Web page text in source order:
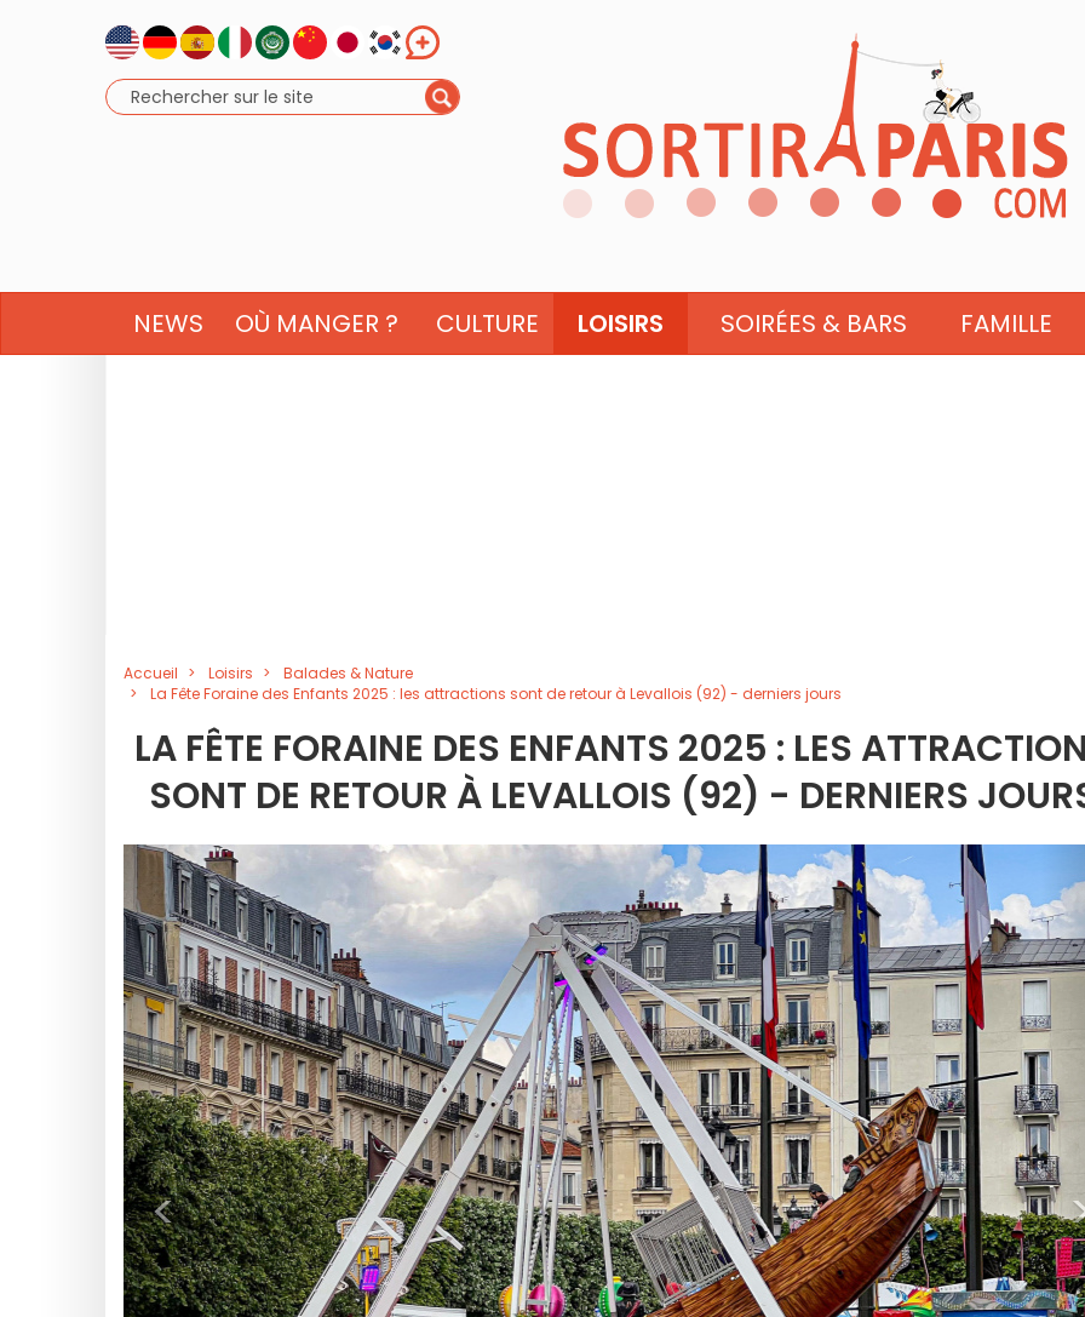
NEWS OÙ MANGER ? CULTURE LOISIRS SOIRÉES & BARS FAMILLE
Accueil Loisirs
Balades & Nature
La Fête Foraine des Enfants 2025 : les attractions sont de retour à Levallois (92) - derniers jours
LA FÊTE FORAINE DES ENFANTS 2025 : LES
SONT DE RETOUR À LEVALLOIS (92) - DERNIERS
<